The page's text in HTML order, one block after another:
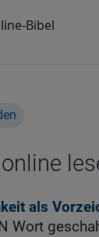
Bibel
als
Wort